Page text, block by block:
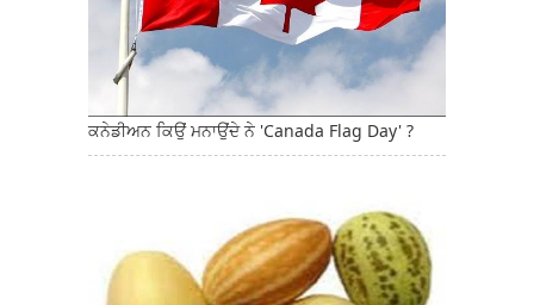
ਕਨੇਡੀਅਨ ਕਿਉਂ ਮਨਾਉਂਦੇ ਨੇ 'Canada Flag Day' ?